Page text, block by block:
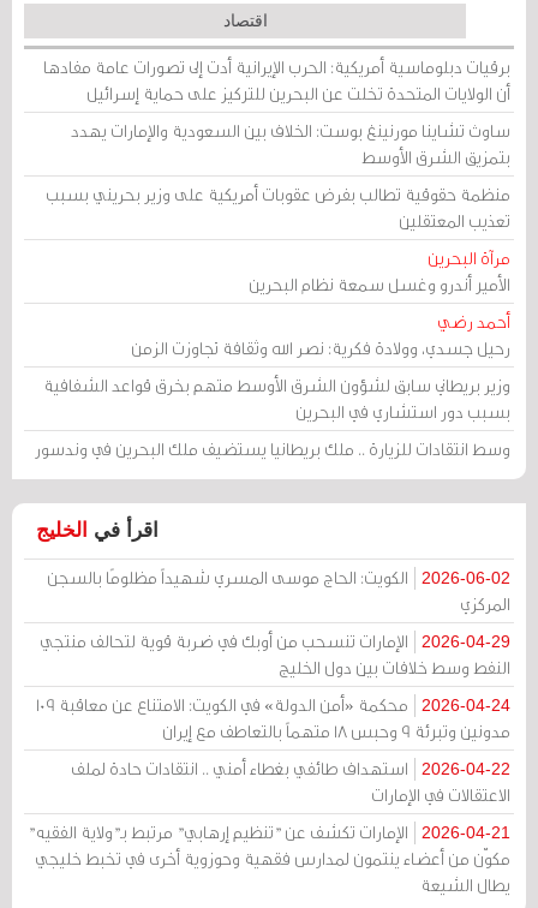
اقتصاد
برقيات دبلوماسية أمريكية: الحرب الإيرانية أدت إلى تصورات عامة مفادها
أن الولايات المتحدة تخلت عن البحرين للتركيز على حماية إسرائيل
ساوث تشاينا مورنينغ بوست: الخلاف بين السعودية والإمارات يهدد
بتمزيق الشرق الأوسط
منظمة حقوقية تطالب بفرض عقوبات أمريكية على وزير بحريني بسبب
تعذيب المعتقلين
مرآة البحرين
الأمير أندرو وغسل سمعة نظام البحرين
أحمد رضي
رحيل جسدي، وولادة فكرية: نصر الله وثقافة تجاوزت الزمن
وزير بريطاني سابق لشؤون الشرق الأوسط متهم بخرق قواعد الشفافية
بسبب دور استشاري في البحرين
وسط انتقادات للزيارة .. ملك بريطانيا يستضيف ملك البحرين في وندسور
اقرأ في الخليج
2026-06-02
الكويت: الحاج موسى المسري شهيداً مظلومًا بالسجن
المركزي
2026-04-29
الإمارات تنسحب من أوبك في ضربة قوية لتحالف منتجي
النفط وسط خلافات بين دول الخليج
2026-04-24
محكمة «أمن الدولة» في الكويت: الامتناع عن معاقبة 109
مدونين وتبرئة 9 وحبس 18 متهماً بالتعاطف مع إيران
2026-04-22
استهداف طائفي بغطاء أمني .. انتقادات حادة لملف
الاعتقالات في الإمارات
2026-04-21
الإمارات تكشف عن "تنظيم إرهابي" مرتبط بـ"ولاية الفقيه"
مكوّن من أعضاء ينتمون لمدارس فقهية وحوزوية أخرى في تخبط خليجي
يطال الشيعة